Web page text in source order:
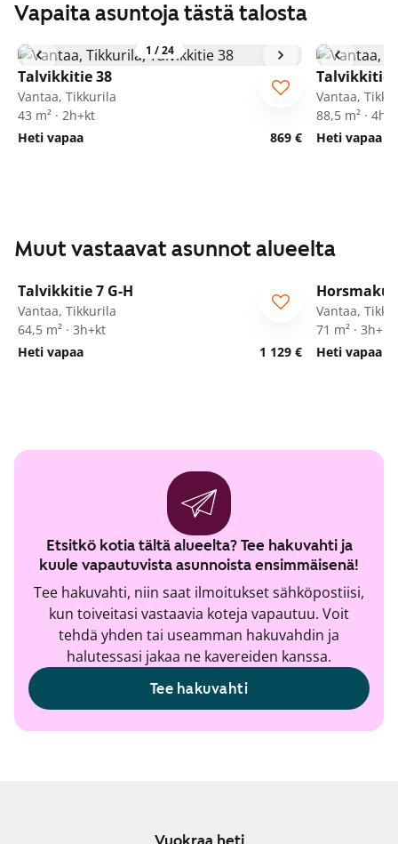
Vapaita asuntoja tästä talosta
1 /24
Talvikkitie 38
Vantaa, Tikkurila
43 m² · 2h+kt
Heti vapaa
869 €
Talvikkitie
Vantaa,
88,5 m² ·
Heti vapaa
Muut vastaavat asunnot alueelta
Talvikkitie 7 G-H
Vantaa, Tikkurila
64,5 m² · 3h+kt
Heti vapaa
1 129 €
Vantaa,
71 m² ·
Heti vapaa
Etsitkö kotia tältä alueelta? Tee hakuvahti ja
kuule vapautuvista asunnoista ensimmäisenä!
Tee hakuvahti, niin saat ilmoitukset sähköpostiisi,
kun toiveitasi vastaavia koteja vapautuu. Voit
tehdä yhden tai useamman hakuvahdin ja
halutessasi jakaa ne kavereiden kanssa.
Tee hakuvahti
Vuokraa heti